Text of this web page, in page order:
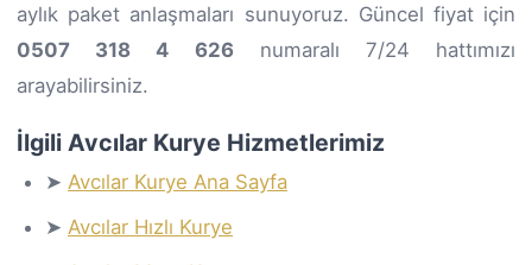
aylık paket anlaşmaları sunuyoruz. Güncel fiyat için
0507 318 4 626 numaralı 7/24 hattımızı
arayabilirsiniz.
İlgili Avcılar Kurye Hizmetlerimiz
➤ Avcılar Kurye Ana Sayfa
➤ Avcılar Hızlı Kurye